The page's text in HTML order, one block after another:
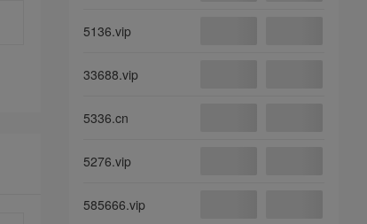
5136.vip
33688.vip
5336.cn
5276.vip
585666.vip